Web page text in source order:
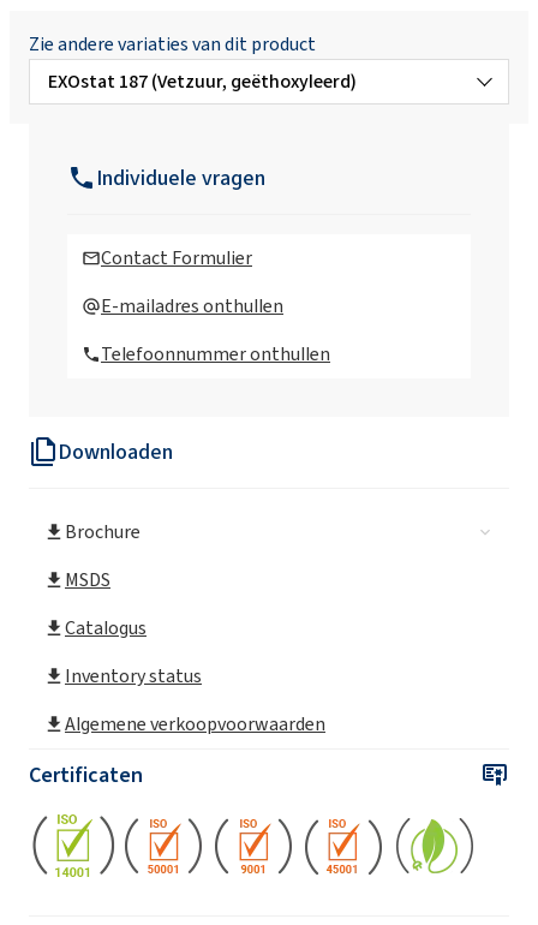
Downloaden
Brochure
MSDS
Catalogus
Inventory status
Algemene verkoopvoorwaarden
Certificaten
Zie andere variaties van dit product
EXOstat 187 (Vetzuur, geëthoxyleerd)
EXOstat RO (Oleamide DEA, Rapamide DEA)
Individuele vragen
Contact Formulier
E-mailadres onthullen
Telefoonnummer onthullen